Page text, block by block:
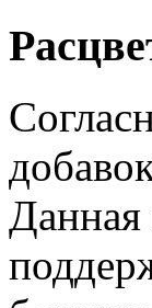
Данная